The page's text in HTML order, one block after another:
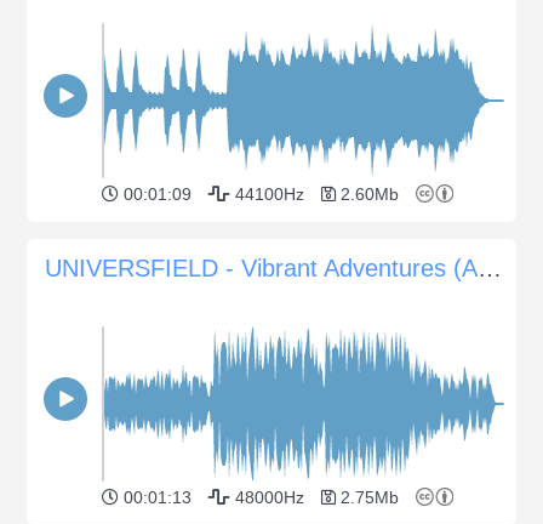
00:01:09 44100Hz 2.60Mb
UNIVERSFIELD - Vibrant Adventures (Aufmunternde Melodien für Abenteuer-Videos)
00:01:13 48000Hz 2.75Mb